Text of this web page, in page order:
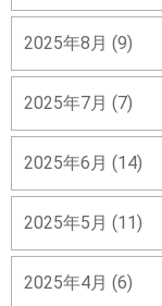
2025年8月 (9)
2025年7月 (7)
2025年6月 (14)
2025年5月 (11)
2025年4月 (6)